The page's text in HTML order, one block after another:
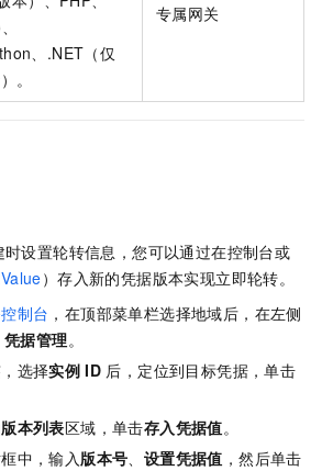
、.NET（仅
。
专属网关
设置轮转信息，您可以通过在控制台或
）存入新的凭据版本实现立即轮转。
制台 ，在顶部菜单栏选择地域后，在左侧
凭据管理。
选择实例 ID 后，定位到目标凭据，单击
版本列表区域，单击存入凭据值。
中，输入版本号、 设置凭据值 ，然后单击